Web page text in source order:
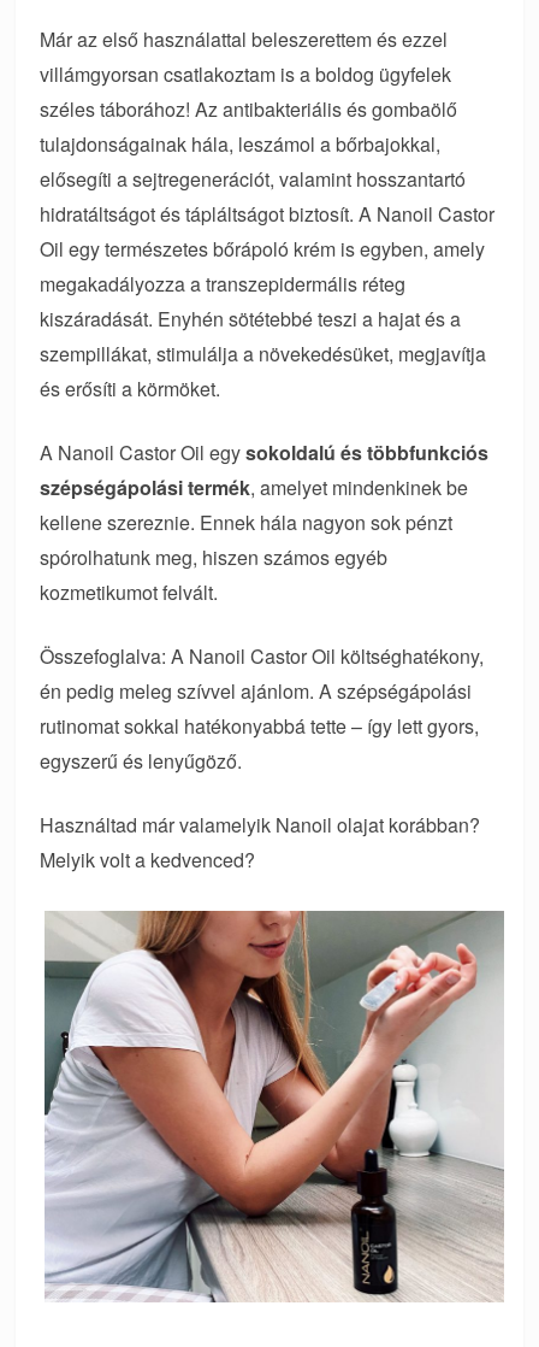
Már az első használattal beleszerettem és ezzel
villámgyorsan csatlakoztam is a boldog ügyfelek
széles táborához! Az antibakteriális és gombaölő
tulajdonságainak hála, leszámol a bőrbajokkal,
elősegíti a sejtregenerációt, valamint hosszantartó
hidratáltságot és tápláltságot biztosít. A Nanoil Castor
Oil egy természetes bőrápoló krém is egyben, amely
megakadályozza a transzepidermális réteg
kiszáradását. Enyhén sötétebbé teszi a hajat és a
szempillákat, stimulálja a növekedésüket, megjavítja
és erősíti a körmöket.
A Nanoil Castor Oil egysokoldalú és többfunkciós
szépségápolási termék, amelyet mindenkinek be
kellene szereznie. Ennek hála nagyon sok pénzt
spórolhatunk meg, hiszen számos egyéb
kozmetikumot felvált.
Összefoglalva: A Nanoil Castor Oil költséghatékony,
én pedig meleg szívvel ajánlom. A szépségápolási
rutinomat sokkal hatékonyabbá tette – így lett gyors,
egyszerű és lenyűgöző.
Használtad már valamelyik Nanoil olajat korábban?
Melyik volt a kedvenced?